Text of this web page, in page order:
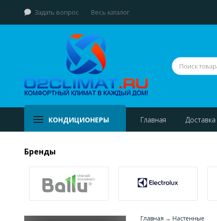
Задать вопрос Весь каталог
КОНДИЦИОНЕРЫ Главная Доставка
Бренды
Главная → Настенные